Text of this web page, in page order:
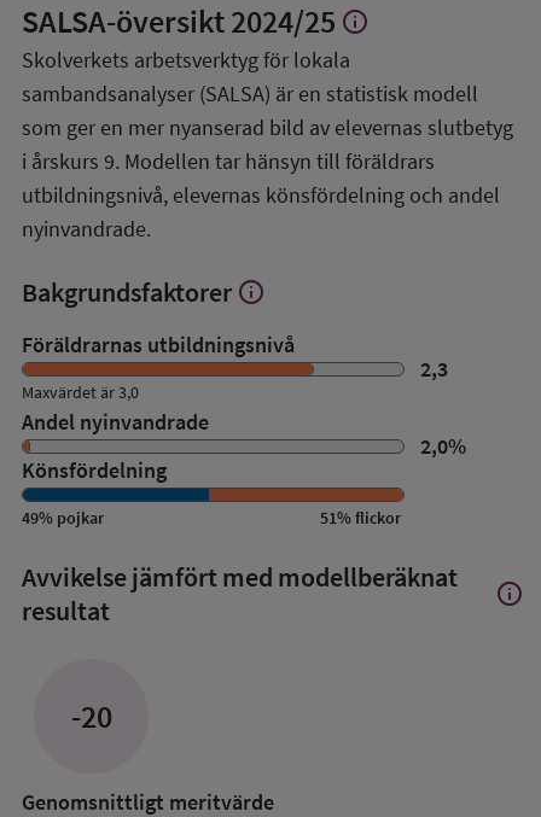
SALSA-översikt2024/25 Visa
om
SALSA-
översikt
info
Skolverkets arbetsverktyg för lokala
sambandsanalyser (SALSA) är en statistisk modell
som ger en mer nyanserad bild av elevernas slutbetyg
i årskurs 9. Modellen tar hänsyn till föräldrars
utbildningsnivå, elevernas könsfördelning och andel
nyinvandrade.
Bakgrundsfaktorer Visa
om
Bakgrundsfaktorer
info
Föräldrarnas utbildningsnivå
2,3
Maxvärdet är 3,0
Andel nyinvandrade
2,0%
Könsfördelning
49% pojkar 51%flickor
Avvikelse jämfört med modellberäknat
resultat
Visa
info
-20
Genomsnittligt meritvärde